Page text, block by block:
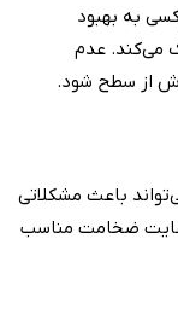
به بهبود
می‌کند. عدم
از سطح شود.
باعث مشکلاتی
ضخامت مناسب